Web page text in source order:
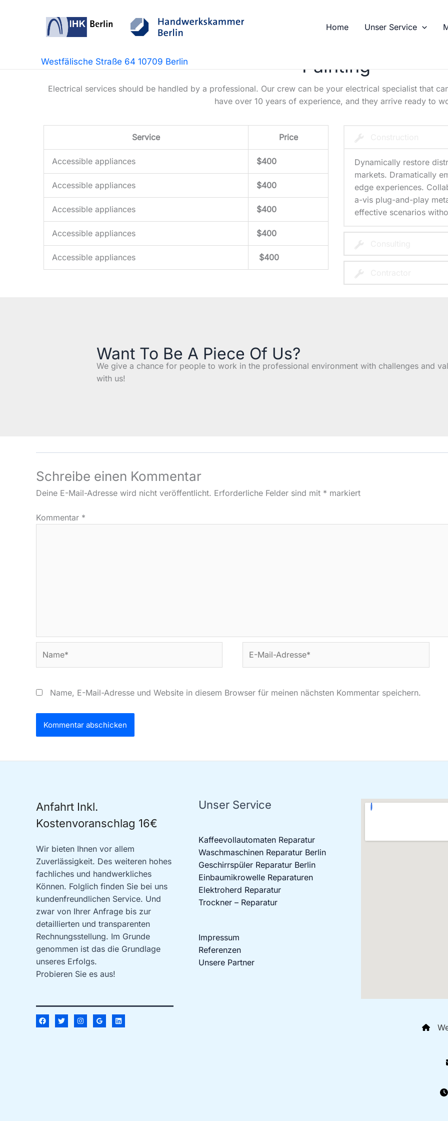
Home Unser Service
Westfälische Straße 64 10709 Berlin Painting
Electrical services should be handled by a professional. Our crew can be your electrical specialist that
have over 10 years of experience, and they arrive ready to
Service Price
Accessible appliances $400
Accessible appliances $400
Accessible appliances $400
Accessible appliances $400
Accessible appliances $400
Dynamically restore
markets. Dramatically
edge experiences.
a-vis plug-and-play
effective scenarios
Want To Be A Piece Of Us?
We give a chance for people to work in the professional environment with challenges and
with us!
Schreibe einen Kommentar
Deine E-Mail-Adresse wird nicht veröffentlicht. Erforderliche Felder sind mit * markiert
Kommentar *
Mail-
Name, E-Mail-Adresse und Website in diesem Browser für meinen nächsten Kommentar speichern.
Anfahrt Inkl.
Kostenvoranschlag 16€
Wir bieten Ihnen vor allem
Zuverlässigkeit. Des weiteren hohes
fachliches und handwerkliches
Können. Folglich finden Sie bei uns
kundenfreundlichen Service. Und
zwar von Ihrer Anfrage bis zur
detaillierten und transparenten
Rechnungsstellung. Im Grunde
genommen ist das die Grundlage
unseres Erfolgs.
Probieren Sie es aus!
Unser Service
Kaffeevollautomaten Reparatur
Waschmaschinen Reparatur Berlin
Geschirrspüler Reparatur Berlin
Einbaumikrowelle Reparaturen
Elektroherd Reparatur
Trockner – Reparatur
Impressum
Referenzen
Unsere Partner